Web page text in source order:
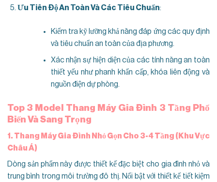
Ưu Tiên Độ An Toàn Và Các Tiêu Chuẩn:
Kiểm tra kỹ lưỡng khả năng đáp ứng các quy định
và tiêu chuẩn an toàn của địa phương.
Xác nhận sự hiện diện của các tính năng an toàn
thiết yếu như phanh khẩn cấp, khóa liên động và
nguồn điện dự phòng.
Top 3 Model Thang Máy Gia Đình 3 Tầng Phổ
Biến Và Sang Trọng
1. Thang Máy Gia Đình Nhỏ Gọn Cho 3-4 Tầng (Khu Vực
Châu Á)
Dòng sản phẩm này được thiết kế đặc biệt cho gia đình nhỏ và
trung bình trong môi trường đô thị. Nổi bật với thiết kế tiết kiệm